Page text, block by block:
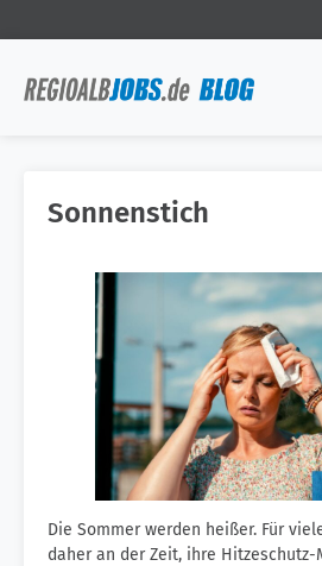
Sonnenstich
Die Sommer werden heißer. Für
daher an der Zeit, ihre Hitzeschutz-